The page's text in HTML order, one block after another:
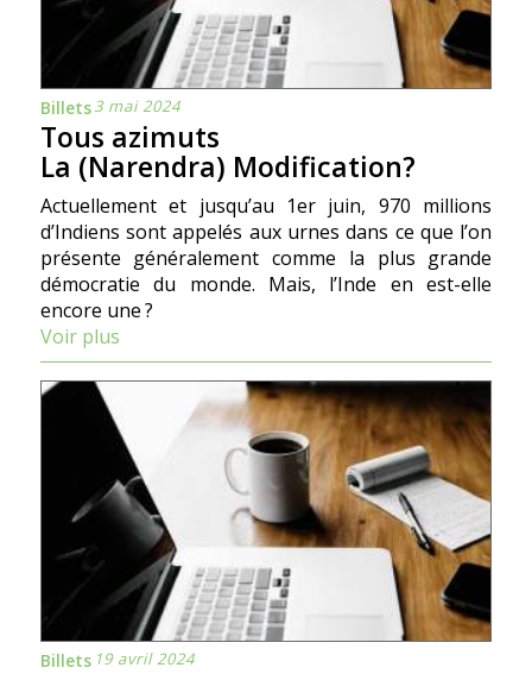
Billets3 mai 2024
Tous azimuts
La (Narendra) Modification?
Actuellement et jusqu’au 1er juin, 970 millions
d’Indiens sont appelés aux urnes dans ce que l’on
présente généralement comme la plus grande
démocratie du monde. Mais, l’Inde en est-elle
encore une ?
Voir plus
Billets 19 avril 2024